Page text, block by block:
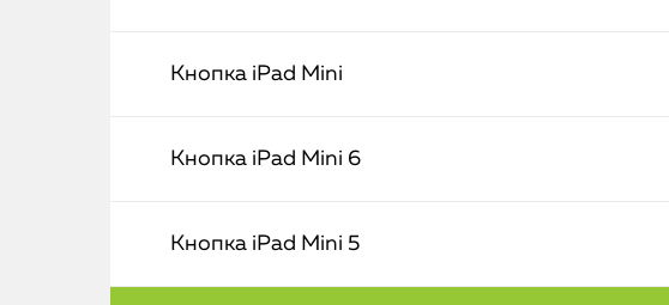
Кнопка iPad Mini
Кнопка iPad Mini 6
Кнопка iPad Mini 5